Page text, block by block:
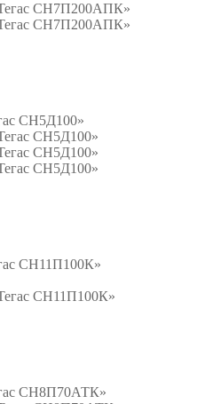
СН5Д100»
СН11П100К»
СН8П70АТК»